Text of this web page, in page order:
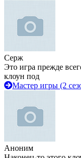
Серж
Это игра прежде
клоун под
Мастер игры (2
Аноним